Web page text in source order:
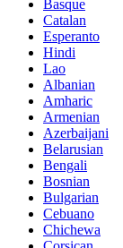
Basque
Catalan
Esperanto
Hindi
Lao
Albanian
Amharic
Armenian
Azerbaijani
Belarusian
Bengali
Bosnian
Bulgarian
Cebuano
Chichewa